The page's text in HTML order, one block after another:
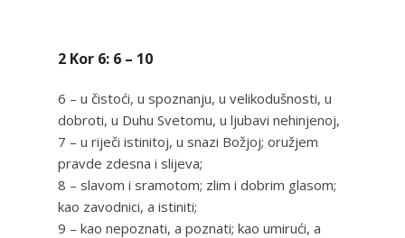
2 Kor 6: 6 – 10
6 – u čistoći, u spoznanju, u velikodušnosti, u
dobroti, u Duhu Svetomu, u ljubavi nehinjenoj,
7 – u riječi istinitoj, u snazi Božjoj; oružjem
pravde zdesna i slijeva;
8 – slavom i sramotom; zlim i dobrim glasom;
kao zavodnici, a istiniti;
9 – kao nepoznati, a poznati; kao umirući, a